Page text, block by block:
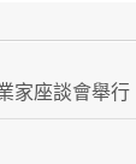
家座談會舉行